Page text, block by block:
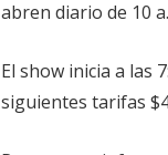
abren diario de 10
El show inicia a las
siguientes tarifas